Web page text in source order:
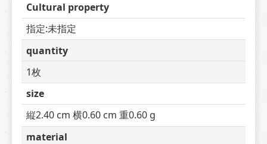
Cultural property
指定:未指定
quantity
1枚
size
縦2.40 cm 横0.60 cm 重0.60 g
material